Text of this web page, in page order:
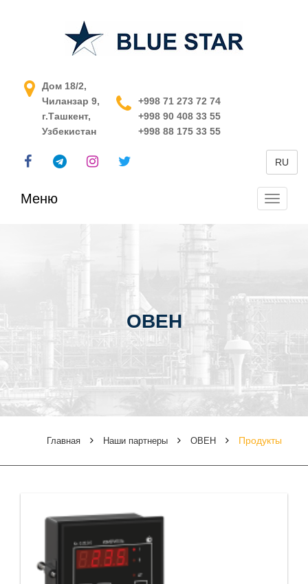
АСУ ТП в Узбекистане
Дом 18/2,
Чиланзар 9,
г.Ташкент,
Узбекистан
+998 71 273 72 74
+998 90 408 33 55
+998 88 175 33 55
RU
Меню
ОВЕН
Главная Наши партнеры ОВЕН Продукты